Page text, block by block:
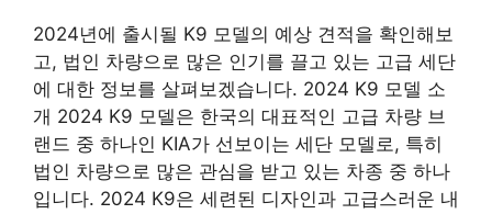
2024년에 출시될 K9 모델의 예상 견적을 확인해보
고, 법인 차량으로 많은 인기를 끌고 있는 고급 세단
에 대한 정보를 살펴보겠습니다. 2024 K9 모델 소
개 2024 K9 모델은 한국의 대표적인 고급 차량 브
랜드 중 하나인 KIA가 선보이는 세단 모델로, 특히
법인 차량으로 많은 관심을 받고 있는 차종 중 하나
입니다. 2024 K9은 세련된 디자인과 고급스러운 내